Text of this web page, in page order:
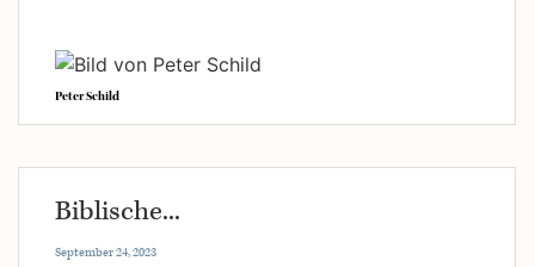
Peter Schild
Biblische...
September 24, 2023